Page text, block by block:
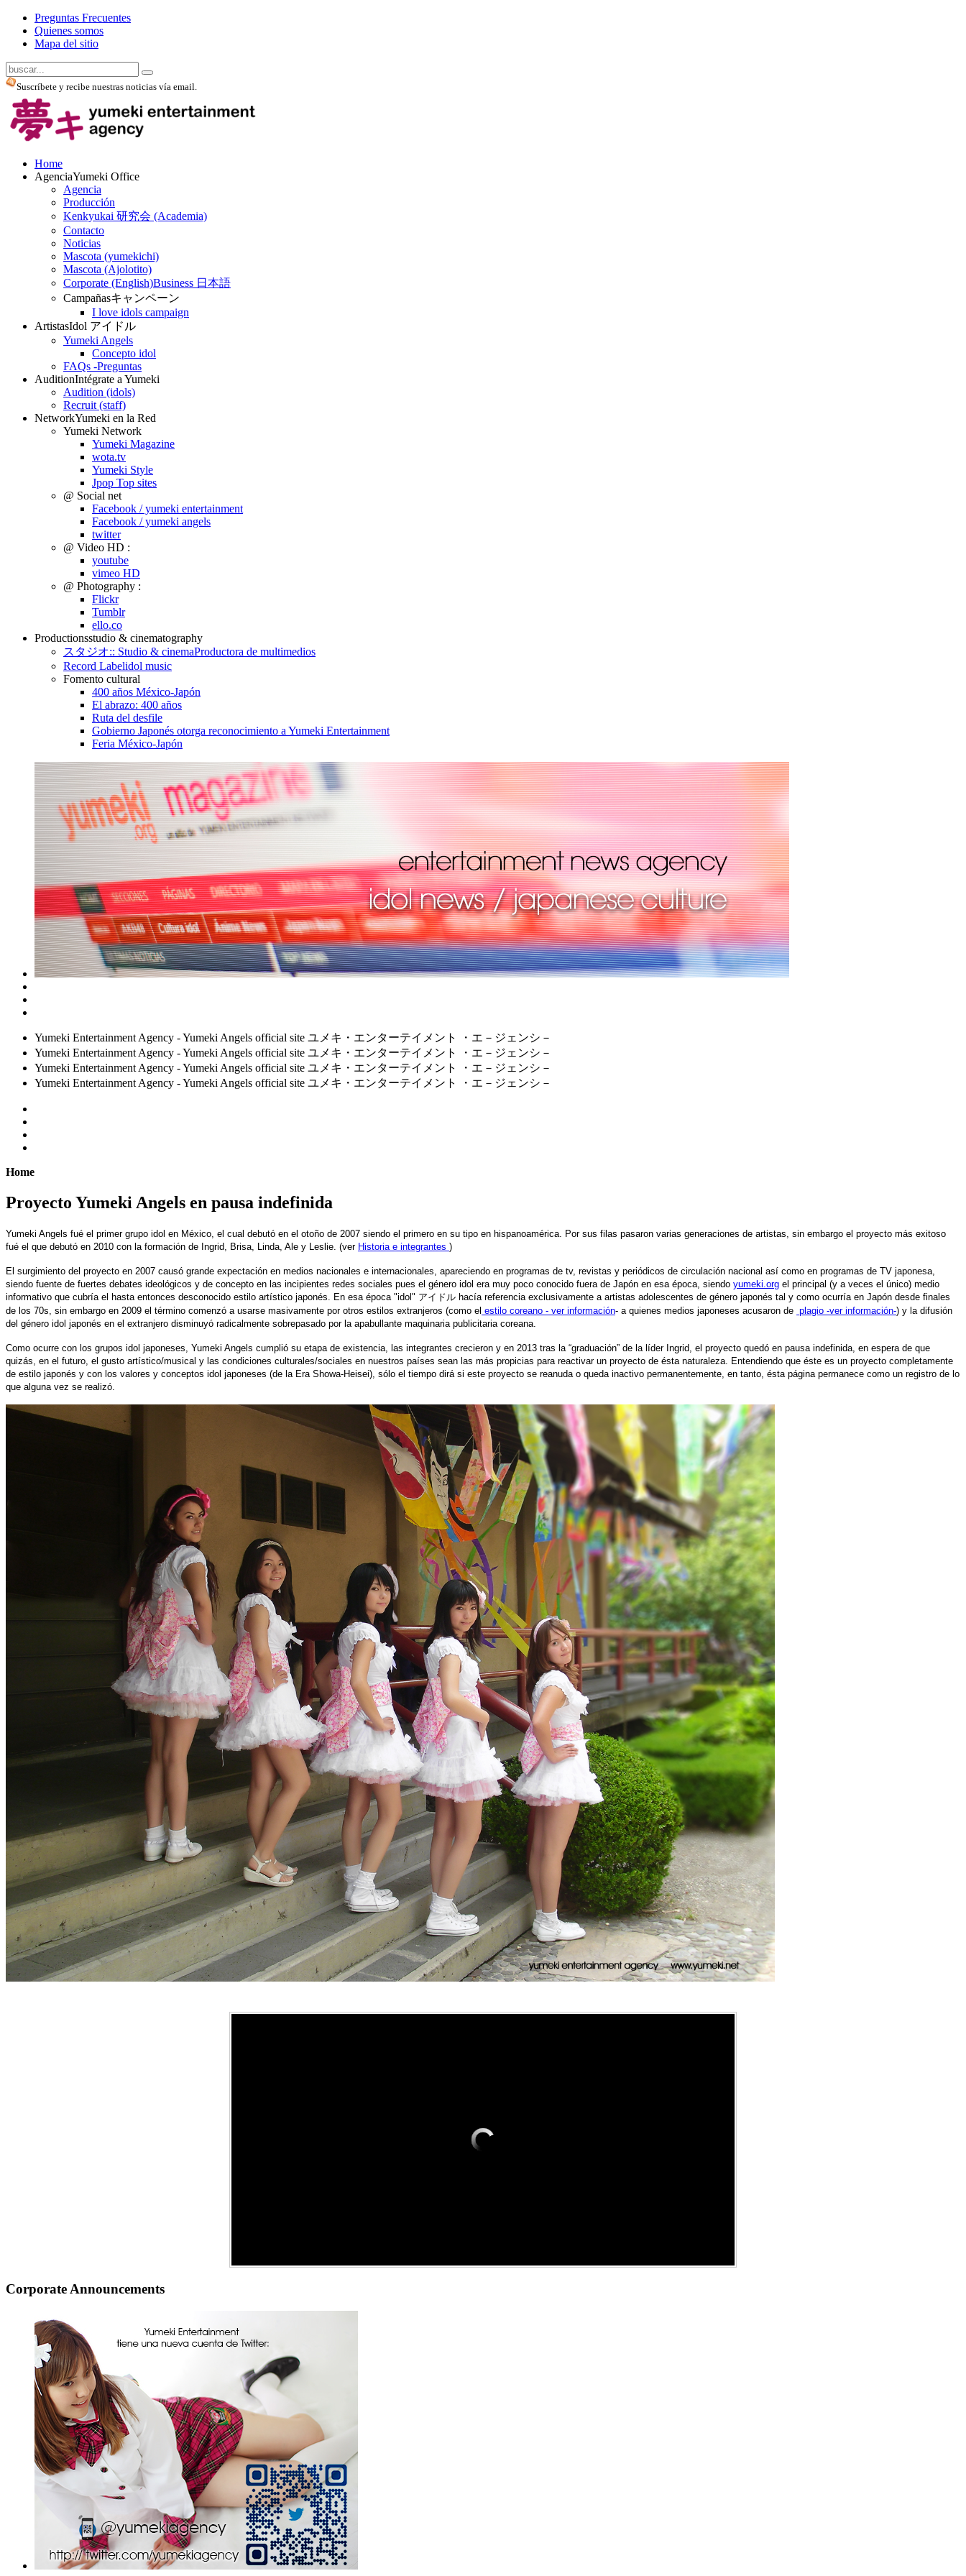
Preguntas Frecuentes
Quienes somos
Mapa del sitio
Suscríbete y recibe nuestras noticias vía email.
Home
AgenciaYumeki Office
Agencia
Producción
Kenkyukai 研究会 (Academia)
Contacto
Noticias
Mascota (yumekichi)
Mascota (Ajolotito)
Corporate (English)Business 日本語
Campañasキャンペーン
I love idols campaign
ArtistasIdol アイドル
Yumeki Angels
Concepto idol
FAQs -Preguntas
AuditionIntégrate a Yumeki
Audition (idols)
Recruit (staff)
NetworkYumeki en la Red
Yumeki Network
Yumeki Magazine
wota.tv
Yumeki Style
Jpop Top sites
@ Social net
Facebook / yumeki entertainment
Facebook / yumeki angels
twitter
@ Video HD :
youtube
vimeo HD
@ Photography :
Flickr
Tumblr
ello.co
Productionsstudio & cinematography
スタジオ:: Studio & cinemaProductora de multimedios
Record Labelidol music
Fomento cultural
400 años México-Japón
El abrazo: 400 años
Ruta del desfile
Gobierno Japonés otorga reconocimiento a Yumeki Entertainment
Feria México-Japón
Yumeki Entertainment Agency - Yumeki Angels official site ユメキ・エンターテイメント ・エ－ジェンシ－
Yumeki Entertainment Agency - Yumeki Angels official site ユメキ・エンターテイメント ・エ－ジェンシ－
Yumeki Entertainment Agency - Yumeki Angels official site ユメキ・エンターテイメント ・エ－ジェンシ－
Yumeki Entertainment Agency - Yumeki Angels official site ユメキ・エンターテイメント ・エ－ジェンシ－
Home
Proyecto Yumeki Angels en pausa indefinida
Yumeki Angels fué el primer grupo idol en México, el cual debutó en el otoño de 2007 siendo el primero en su tipo en hispanoamérica. Por sus filas pasaron varias generaciones de artistas, sin embargo el proyecto más exitoso
fué el que debutó en 2010 con la formación de Ingrid, Brisa, Linda, Ale y Leslie. (ver Historia e integrantes )
El surgimiento del proyecto en 2007 causó grande expectación en medios nacionales e internacionales, apareciendo en programas de tv, revistas y periódicos de circulación nacional así como en programas de TV japonesa,
siendo fuente de fuertes debates ideológicos y de concepto en las incipientes redes sociales pues el género idol era muy poco conocido fuera de Japón en esa época, siendo yumeki.org el principal (y a veces el único) medio
informativo que cubría el hasta entonces desconocido estilo artístico japonés. En esa época "idol" アイドル hacía referencia exclusivamente a artistas adolescentes de género japonés tal y como ocurría en Japón desde finales
de los 70s, sin embargo en 2009 el término comenzó a usarse masivamente por otros estilos extranjeros (como el estilo coreano - ver información- a quienes medios japoneses acusaron de plagio -ver información-) y la difusión
del género idol japonés en el extranjero disminuyó radicalmente sobrepasado por la apabullante maquinaria publicitaria coreana.
Como ocurre con los grupos idol japoneses, Yumeki Angels cumplió su etapa de existencia, las integrantes crecieron y en 2013 tras la “graduación” de la líder Ingrid, el proyecto quedó en pausa indefinida, en espera de que
quizás, en el futuro, el gusto artístico/musical y las condiciones culturales/sociales en nuestros países sean las más propicias para reactivar un proyecto de ésta naturaleza. Entendiendo que éste es un proyecto completamente
de estilo japonés y con los valores y conceptos idol japoneses (de la Era Showa-Heisei), sólo el tiempo dirá si este proyecto se reanuda o queda inactivo permanentemente, en tanto, ésta página permanece como un registro de lo
que alguna vez se realizó.
Corporate Announcements